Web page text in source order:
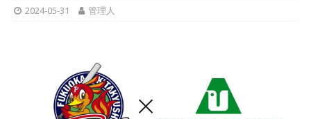
2024-05-31 管理人